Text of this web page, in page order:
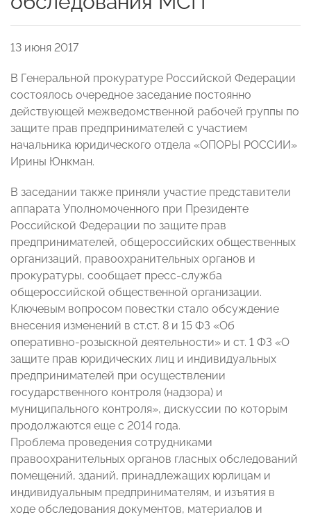
13 июня 2017
В Генеральной прокуратуре Российской Федерации
состоялось очередное заседание постоянно
действующей межведомственной рабочей группы по
защите прав предпринимателей с участием
начальника юридического отдела «ОПОРЫ РОССИИ»
Ирины Юнкман.
В заседании также приняли участие представители
аппарата Уполномоченного при Президенте
Российской Федерации по защите прав
предпринимателей, общероссийских общественных
организаций, правоохранительных органов и
прокуратуры, сообщает пресс-служба
общероссийской общественной организации.
Ключевым вопросом повестки стало обсуждение
внесения изменений в ст.ст. 8 и 15 ФЗ «Об
оперативно-розыскной деятельности» и ст. 1 ФЗ «О
защите прав юридических лиц и индивидуальных
предпринимателей при осуществлении
государственного контроля (надзора) и
муниципального контроля», дискуссии по которым
продолжаются еще с 2014 года.
Проблема проведения сотрудниками
правоохранительных органов гласных обследований
помещений, зданий, принадлежащих юрлицам и
индивидуальным предпринимателям, и изъятия в
ходе обследования документов, материалов и